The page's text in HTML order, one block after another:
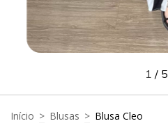
1 / 5
Início > Blusas > Blusa Cleo